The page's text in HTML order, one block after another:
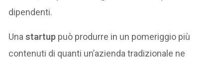
dipendenti.
Unastartup può produrre in un pomeriggio più
contenuti di quanti un’azienda tradizionale ne